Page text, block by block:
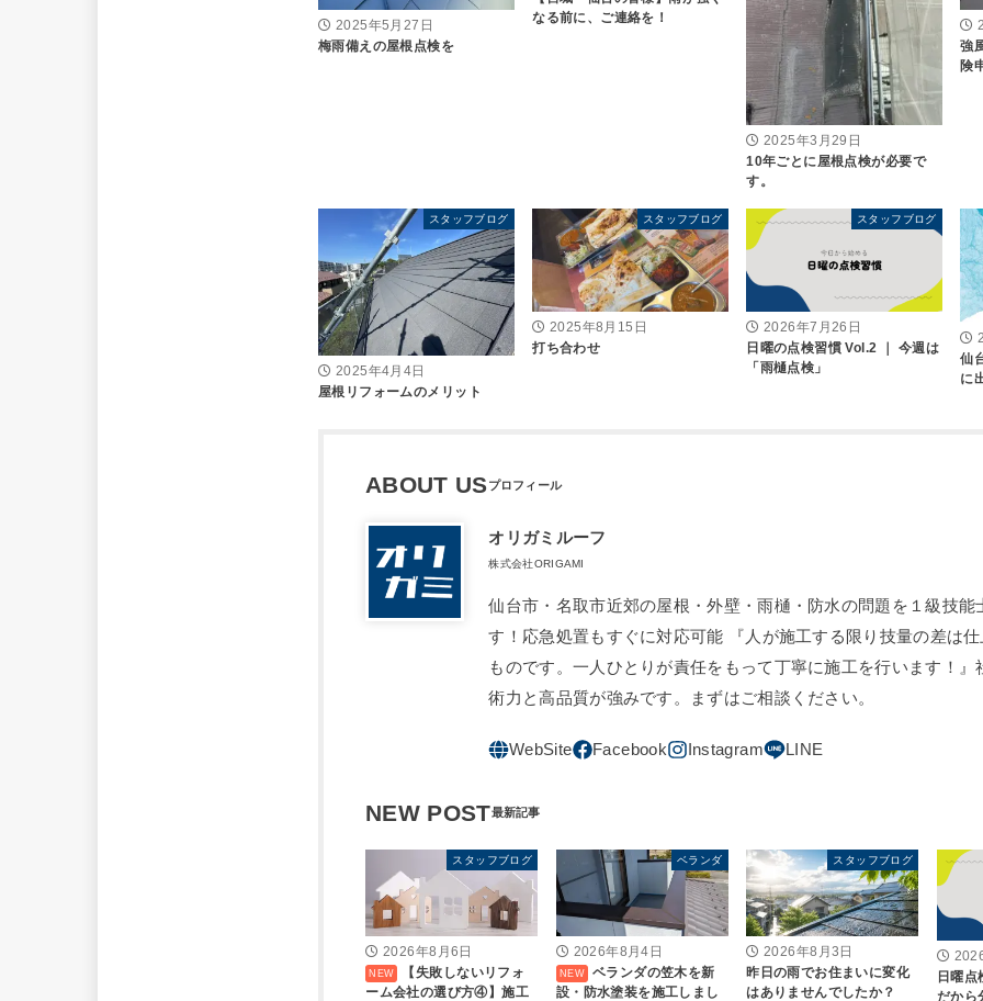
2025年5月27日
梅雨備えの屋根点検を
なる前に、ご連絡を！
2025年3月29日
10年ごとに屋根点検が必要で
す。
強
険
スタッフブログ
2025年4月4日
屋根リフォームのメリット
スタッフブログ
2025年8月15日
打ち合わせ
スタッフブログ
2026年7月26日
日曜の点検習慣 Vol.2 ｜ 今週は
「雨樋点検」
仙
に
ABOUT US
オリガミルーフ
株式会社ORIGAMI
仙台市・名取市近郊の屋根・外壁・雨樋・防水の問題を１級技能
す！応急処置もすぐに対応可能 『人が施工する限り技量の差は
ものです。一人ひとりが責任をもって丁寧に施工を行います！』
術力と高品質が強みです。まずはご相談ください。
NEW POST
スタッフブログ
2026年8月6日
【失敗しないリフォ
ーム会社の選び方④】施工
ベランダ
2026年8月4日
ベランダの笠木を新
設・防水塗装を施工しまし
スタッフブログ
2026年8月3日
昨日の雨でお住まいに変化
はありませんでしたか？
日曜点
だから